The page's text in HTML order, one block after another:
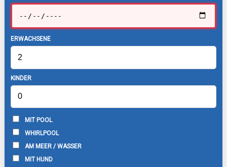
ERWACHSENE
KINDER
MIT POOL
WHIRLPOOL
AM MEER / WASSER
MIT HUND